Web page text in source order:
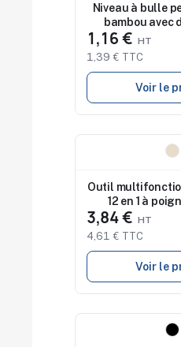
Niveau à bulle
bambou avec
1,16 €
1,39 € TTC
Voir le
Outil
12 en 1 à
3,84 €
4,61 € TTC
Voir le